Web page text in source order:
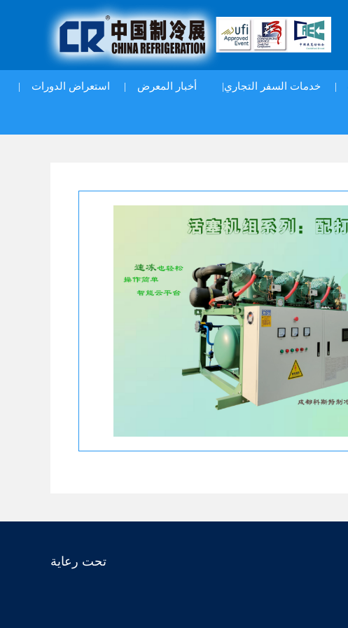
| خدمات السفر التجاري| أخبار المعرض | استعراض الدورات |
تحت رعاية